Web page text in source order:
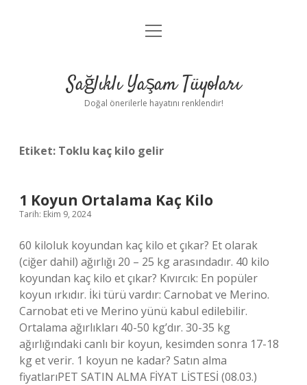
Anasayfa
Yasal Uyarı
menüyü
Sağlıklı Yaşam Tüyoları
Doğal önerilerle hayatını renklendir!
Etiket: Toklu kaç kilo gelir
1 Koyun Ortalama Kaç Kilo
Tarih: Ekim 9, 2024
60 kiloluk koyundan kaç kilo et çıkar? Et olarak
(ciğer dahil) ağırlığı 20 – 25 kg arasındadır. 40 kilo
koyundan kaç kilo et çıkar? Kıvırcık: En popüler
koyun ırkıdır. İki türü vardır: Carnobat ve Merino.
Carnobat eti ve Merino yünü kabul edilebilir.
Ortalama ağırlıkları 40-50 kg’dır. 30-35 kg
ağırlığındaki canlı bir koyun, kesimden sonra 17-18
kg et verir. 1 koyun ne kadar? Satın alma
fiyatlarıPET SATIN ALMA FİYAT LİSTESİ (08.03.)